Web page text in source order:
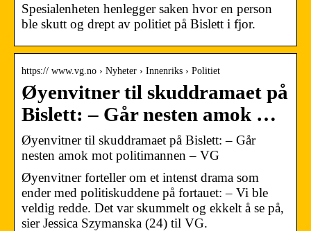
Spesialenheten henlegger saken hvor en person
ble skutt og drept av politiet på Bislett i fjor.
https:// www.vg.no › Nyheter › Innenriks › Politiet
Øyenvitner til skuddramaet på
Bislett: – Går nesten amok …
Øyenvitner til skuddramaet på Bislett: – Går
nesten amok mot politimannen – VG
Øyenvitner forteller om et intenst drama som
ender med politiskuddene på fortauet: – Vi ble
veldig redde. Det var skummelt og ekkelt å se på,
sier Jessica Szymanska (24) til VG.